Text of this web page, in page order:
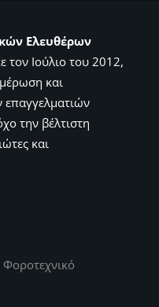
Ελευθέρων
τον Ιούλιο του 2012,
και
την βέλτιστη
και